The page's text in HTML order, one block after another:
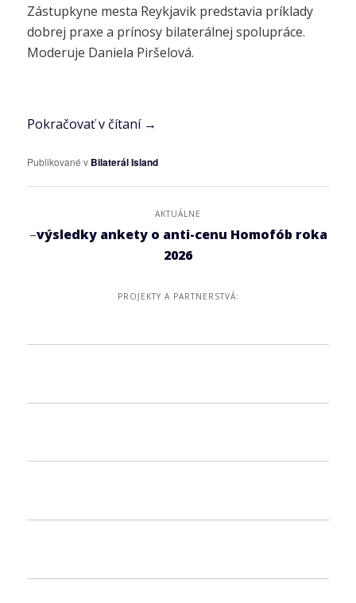
Zástupkyne mesta Reykjavik predstavia príklady
dobrej praxe a prínosy bilaterálnej spolupráce.
Moderuje Daniela Piršelová.
Pokračovať v čítaní →
Publikované v Bilaterál Island
AKTUÁLNE
–výsledky ankety o anti-cenu Homofób roka
2026
PROJEKTY A PARTNERSTVÁ: